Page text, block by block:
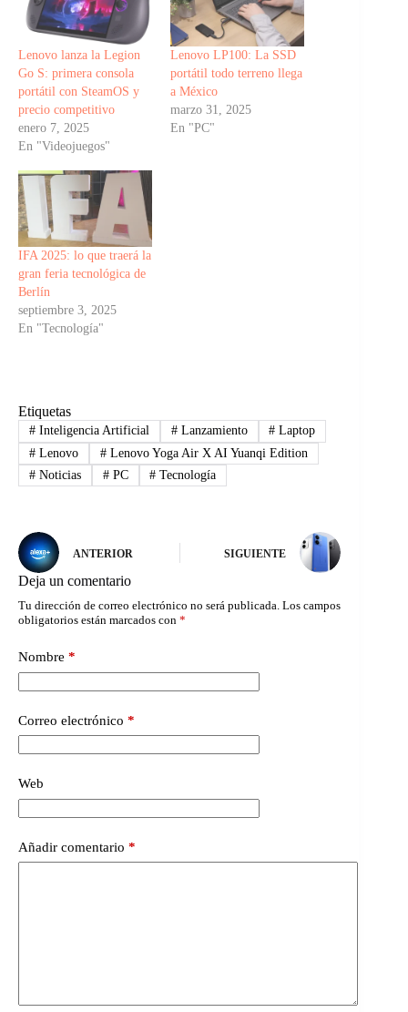
Lenovo lanza la Legion
Go S: primera consola
portátil con SteamOS y
precio competitivo
enero 7, 2025
En "Videojuegos"
Lenovo LP100: La SSD
portátil todo terreno llega
a México
marzo 31, 2025
En "PC"
IFA 2025: lo que traerá la
gran feria tecnológica de
Berlín
septiembre 3, 2025
En "Tecnología"
Etiquetas
#Inteligencia Artificial #Lanzamiento # Laptop
#Lenovo #Lenovo Yoga Air X AI Yuanqi Edition
#Noticias #PC # Tecnología
ANTERIOR SIGUIENTE
Deja un comentario
Tu dirección de correo electrónico no será publicada. Los campos
obligatorios están marcados con *
Nombre *
Correo electrónico *
Web
Añadir comentario *